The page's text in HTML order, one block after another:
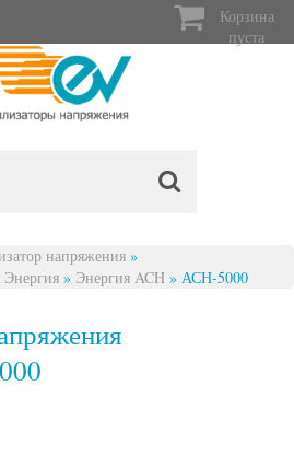
Корзина
пуста
напряжения »
» Энергия ACH » АСН-5000